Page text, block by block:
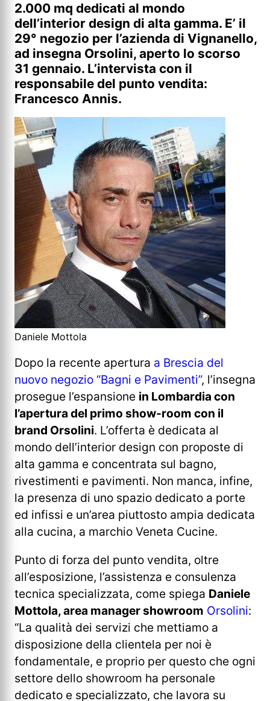
2.000 mq dedicati al mondo
dell’interior design di alta gamma. E’ il
29° negozio per l’azienda di Vignanello,
ad insegna Orsolini, aperto lo scorso
31 gennaio. L’intervista con il
responsabile del punto vendita:
Francesco Annis.
Daniele Mottola
Dopo la recente apertura a Brescia del
nuovo negozio “Bagni e Pavimenti”, l’insegna
prosegue l’espansione in Lombardia con
l’apertura del primo show-room con il
brand Orsolini. L’offerta è dedicata al
mondo dell’interior design con proposte di
alta gamma e concentrata sul bagno,
rivestimenti e pavimenti. Non manca, infine,
la presenza di uno spazio dedicato a porte
ed infissi e un’area piuttosto ampia dedicata
alla cucina, a marchio Veneta Cucine.
Punto di forza del punto vendita, oltre
all’esposizione, l’assistenza e consulenza
tecnica specializzata, come spiega Daniele
Mottola, area manager showroom Orsolini:
“La qualità dei servizi che mettiamo a
disposizione della clientela per noi è
fondamentale, e proprio per questo che ogni
settore dello showroom ha personale
dedicato e specializzato, che lavora su